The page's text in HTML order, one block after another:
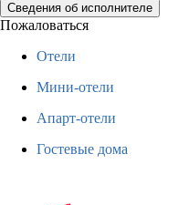
Сведения об исполнителе
Пожаловаться
Отели
Мини-отели
Апарт-отели
Гостевые дома